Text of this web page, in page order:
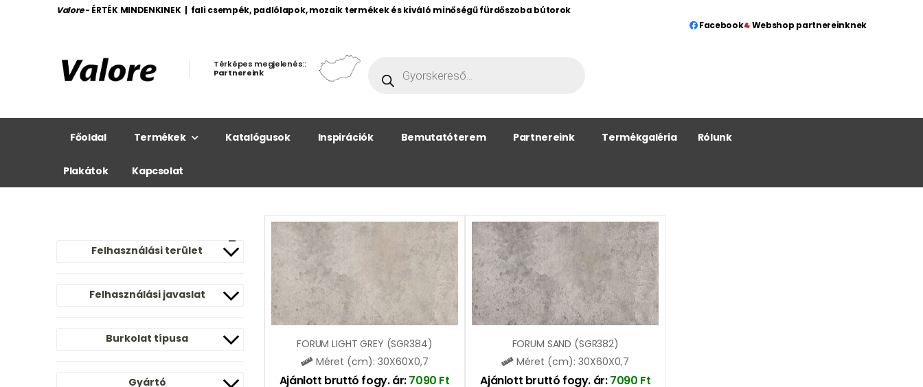
Valore - ÉRTÉK MINDENKINEK | fali csempék, padlólapok, mozaik termékek és kiváló minőségű fürdőszoba bútorok
Facebook
Webshop partnereinknek
Térképes megjelenés::
Partnereink
Főoldal Termékek Katalógusok Inspirációk Bemutatóterem Partnereink Termékgaléria Rólunk
Plakátok Kapcsolat
Felhasználási terület
Felhasználási javaslat
Burkolat típusa
Gyártó
FORUM LIGHT GREY (SGR384)
Méret (cm): 30X60X0,7
Ajánlott bruttó fogy. ár:7090 Ft
FORUM SAND (SGR382)
Méret (cm): 30X60X0,7
Ajánlott bruttó fogy. ár:7090 Ft